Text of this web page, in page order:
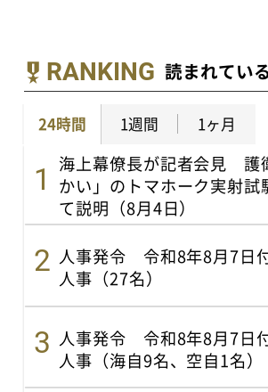
RANKING 読まれてい
24時間 1週間 1ヶ月
海上幕僚長が記者会見 護
かい」のトマホーク実射試
て説明（8月4日）
人事発令 令和8年8月7日
人事（27名）
人事発令 令和8年8月7日
人事（海自9名、空自1名）